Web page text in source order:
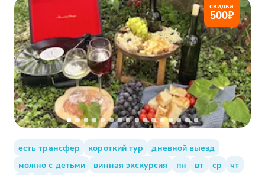
скидка
500₽
есть трансфер короткий тур
дневной выезд
можно с детьми
винная экскурсия пн вт ср
чт